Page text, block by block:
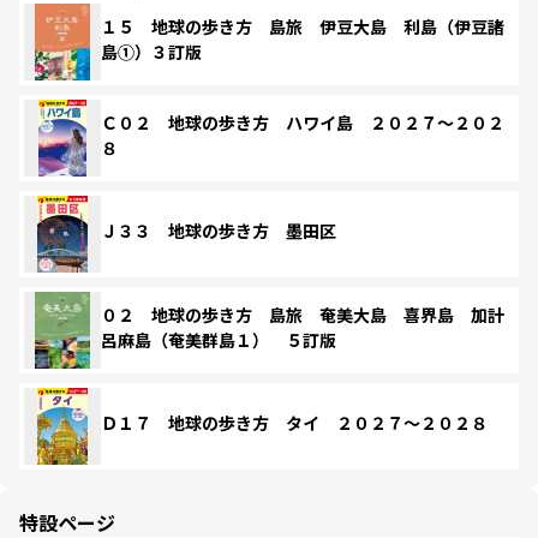
１５ 地球の歩き方 島旅 伊豆大島 利島（伊豆諸
島①）３訂版
Ｃ０２ 地球の歩き方 ハワイ島 ２０２７～２０２
８
Ｊ３３ 地球の歩き方 墨田区
０２ 地球の歩き方 島旅 奄美大島 喜界島 加計
呂麻島（奄美群島１） ５訂版
Ｄ１７ 地球の歩き方 タイ ２０２７～２０２８
特設ページ